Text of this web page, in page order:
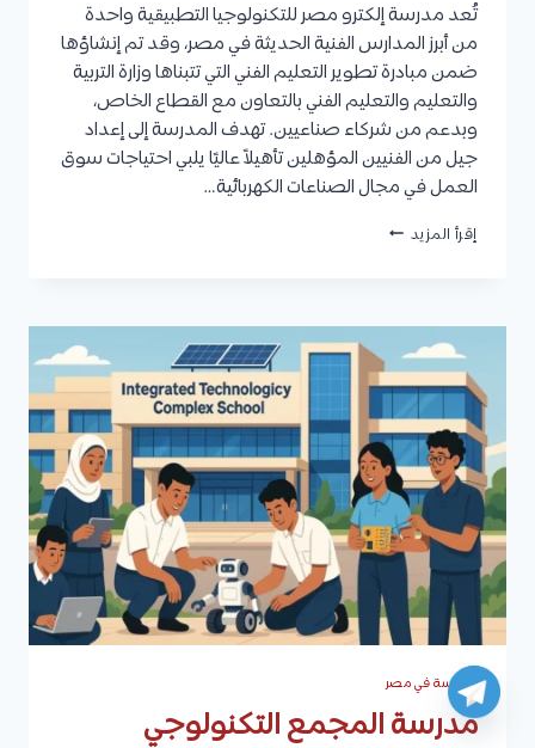
تُعد مدرسة إلكترو مصر للتكنولوجيا التطبيقية واحدة
من أبرز المدارس الفنية الحديثة في مصر، وقد تم إنشاؤها
ضمن مبادرة تطوير التعليم الفني التي تتبناها وزارة التربية
والتعليم والتعليم الفني بالتعاون مع القطاع الخاص،
وبدعم من شركاء صناعيين. تهدف المدرسة إلى إعداد
جيل من الفنيين المؤهلين تأهيلاً عاليًا يلبي احتياجات سوق
العمل في مجال الصناعات الكهربائية…
إقرأ المزيد مدرسة
التطبيقية
2025/2026
الدراسة في مصر
مدرسة المجمع التكنولوجي